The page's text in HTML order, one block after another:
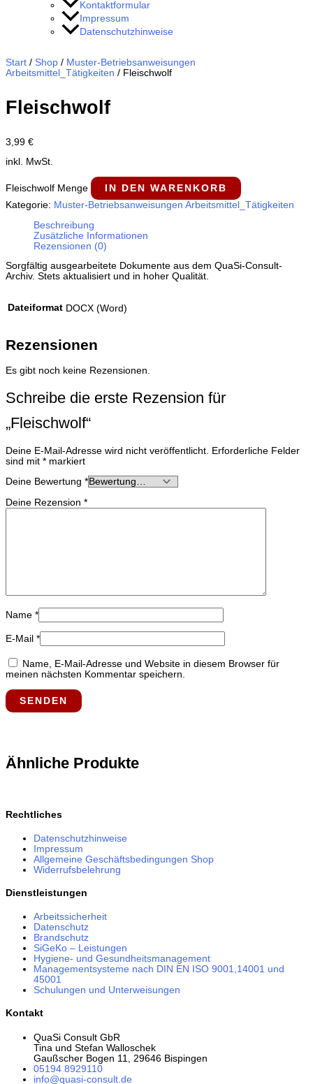
Kontaktformular
Impressum
Datenschutzhinweise
Start / Shop / Muster-Betriebsanweisungen
Arbeitsmittel_Tätigkeiten / Fleischwolf
Fleischwolf
3,99 €
inkl. MwSt.
Fleischwolf Menge
IN DEN WARENKORB
Kategorie: Muster-Betriebsanweisungen Arbeitsmittel_Tätigkeiten
Beschreibung
Zusätzliche Informationen
Rezensionen (0)
Sorgfältig ausgearbeitete Dokumente aus dem QuaSi-​Consult-​
Archiv. Stets aktualisiert und in hoher Qualität.
Dateiformat DOCX (Word)
Rezensionen
Es gibt noch keine Rezensionen.
Schreibe die erste Rezension für
„Fleischwolf“
Deine E-Mail-Adresse wird nicht veröffentlicht. Erforderliche Felder
sind mit * markiert
Deine Bewertung *
Deine Rezension *
Name *
E-Mail *
Name, E-Mail-Adresse und Website in diesem Browser für
meinen nächsten Kommentar speichern.
Ähnliche Produkte
Rechtliches
Datenschutzhinweise
Impressum
Allgemeine Geschäftsbedingungen Shop
Widerrufsbelehrung
Dienstleistungen
Arbeitssicherheit
Datenschutz
Brandschutz
SiGeKo – Leistungen
Hygiene- und Gesundheitsmanagement
Managementsysteme nach DIN EN ISO 9001,14001 und
45001
Schulungen und Unterweisungen
Kontakt
QuaSi Consult GbR
Tina und Stefan Walloschek
Gaußscher Bogen 11, 29646 Bispingen
05194 8929110
info@quasi-consult.de